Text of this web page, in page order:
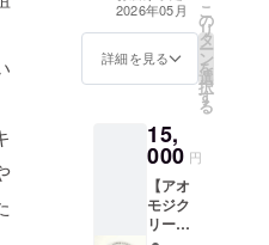
をお送りしま
す。
2026年05月
詳細を見る
こ
の
リ
タ
ー
ン
を
選
択
す
る
15,
000 円
【アオ
モジク
リーム